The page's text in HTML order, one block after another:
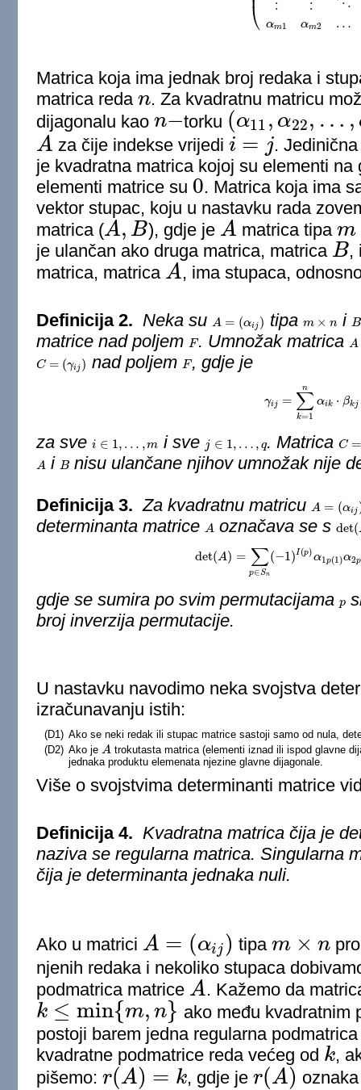
⎝
⋮
αm1
⋮
αm2
⋱
…
Matrica koja ima jednak broj redaka i
matrica reda n
n
. Za kvadratnu matricu
dijagonalu kao n−
n− torku (α11 , α22, … ,
(α 11,α 22 ,…,αnn)
A
A za čije indekse vrijedi i = j
i=
.
je kvadratna matrica kojoj su elementi
elementi matrice su 0
0
. Matrica koja ima
vektor stupac, koju u nastavku rada
matrica (A, B
A,B ), gdje je A
A matrica tipa m
m×n
je ulančan ako druga matrica, matrica B
B
,
matrica, matrica A
A , ima stupaca,
Definicija 2. Neka su A = (αij )
A=(α j) tipa m × n
m× n i B
B
matrice nad poljem F
F . Umnožak matrica A
A
C = (γij )
C= (γi j) nad poljem F
F , gdje je
γij = ∑
k=1
n
αik ⋅ βkj
γ =∑ k= nαik ⋅β kj
za sve i ∈ 1 , … , m
i∈1 … ,m i sve j ∈ 1 , … , q
j∈1, …, q . MatricaC =
C=A
A
A i B
B nisu ulančane njihov umnožak nije
Definicija 3. Za kvadratnu matricu A = (αij
A=(α j)
determinanta matrice A
A označava se s det(
det(A
det(A) = ∑
p∈Sn
(−1)I(p)α1p(1)α2p
det(A =∑ p∈ Sn(−1)I (p)α1p(1)α2p
gdje se sumira po svim permutacijama p
p
broj inverzija permutacije.
U nastavku navodimo neka svojstva
izračunavanju istih:
(D1) Ako se neki redak ili stupac matrice sastoji samo od nula,
(D2) Ako jeA
A trokutasta matrica (elementi iznad ili ispod glavne
jednaka produktu elemenata njezine glavne dijagonale.
Više o svojstvima determinanti matrice
Definicija 4. Kvadratna matrica čija je
naziva se regularna matrica. Singularna
čija je determinanta jednaka nuli.
Ako u matrici A = (αij)
A=( ij) tipa m × n
m×n
njenih redaka i nekoliko stupaca
podmatrica matrice A
A . Kažemo da
k ≤ min{m, n}
k≤min{m ,n}
ako među kvadratnim
postoji barem jedna regularna
kvadratne podmatrice reda većeg od k
k ,
pišemo: r(A) = k
r(A) =k , gdje je r(A)
r(A)